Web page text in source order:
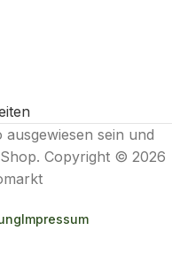
sein und
Copyright © 2026
Impressum